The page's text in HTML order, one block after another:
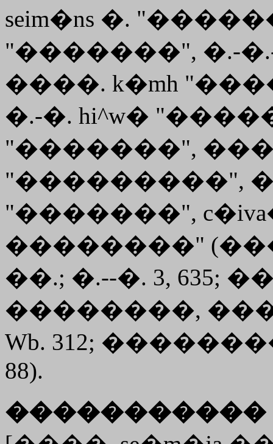
seim�ns �.
"�������", �.-
����. k�mh
�.-�. hi^w�
"�������", ���.
"���������",
"�������",
��������"
��.; �.--�. 3, 635;
��������, ���
Wb. 312;
88).
�����������